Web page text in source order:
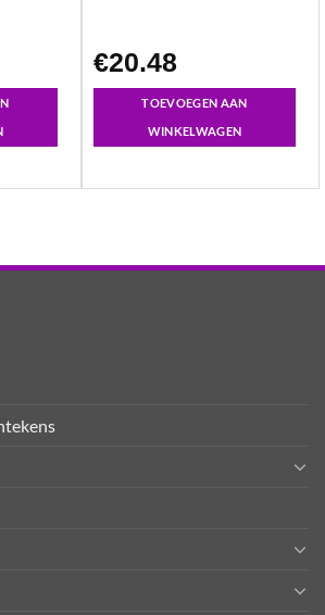
€20.48
TOEVOEGEN AAN
WINKELWAGEN